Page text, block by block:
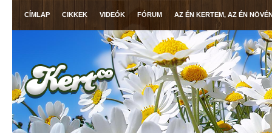
CÍMLAP CIKKEK VIDEÓK FÓRUM AZ ÉN KERTEM, AZ ÉN